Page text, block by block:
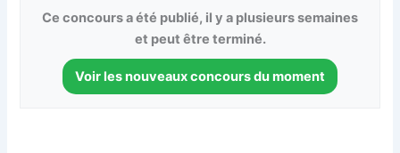
Ce concours a été publié, il y a plusieurs semaines
et peut être terminé.
Voir les nouveaux concours du moment